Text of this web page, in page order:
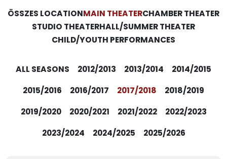
ÖSSZES LOCATIONMAIN THEATERCHAMBER THEATER
STUDIO THEATERHALL/SUMMER THEATER
CHILD/YOUTH PERFORMANCES
ALL SEASONS 2012/2013 2013/2014
2014/2015
2015/2016
2016/2017 2017/2018
2018/2019
2019/2020
2020/2021 2021/2022
2022/2023
2023/2024
2024/2025 2025/2026